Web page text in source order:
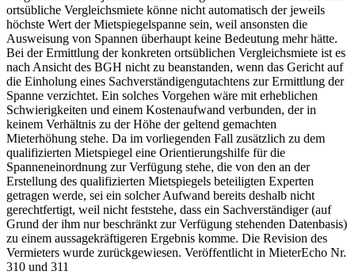
ortsübliche Vergleichsmiete könne nicht automatisch der jeweils
höchste Wert der Mietspiegelspanne sein, weil ansonsten die
Ausweisung von Spannen überhaupt keine Bedeutung mehr hätte.
Bei der Ermittlung der konkreten ortsüblichen Vergleichsmiete ist es
nach Ansicht des BGH nicht zu beanstanden, wenn das Gericht auf
die Einholung eines Sachverständigengutachtens zur Ermittlung der
Spanne verzichtet. Ein solches Vorgehen wäre mit erheblichen
Schwierigkeiten und einem Kostenaufwand verbunden, der in
keinem Verhältnis zu der Höhe der geltend gemachten
Mieterhöhung stehe. Da im vorliegenden Fall zusätzlich zu dem
qualifizierten Mietspiegel eine Orientierungshilfe für die
Spanneneinordnung zur Verfügung stehe, die von den an der
Erstellung des qualifizierten Mietspiegels beteiligten Experten
getragen werde, sei ein solcher Aufwand bereits deshalb nicht
gerechtfertigt, weil nicht feststehe, dass ein Sachverständiger (auf
Grund der ihm nur beschränkt zur Verfügung stehenden Datenbasis)
zu einem aussagekräftigeren Ergebnis komme. Die Revision des
Vermieters wurde zurückgewiesen. Veröffentlicht in MieterEcho Nr.
310 und 311